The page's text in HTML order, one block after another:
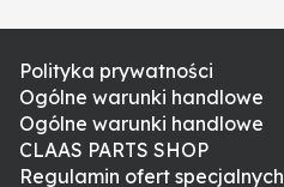
Polityka prywatności
Ogólne warunki handlowe
Ogólne warunki handlowe
CLAAS PARTS SHOP
Regulamin ofert specjalnych